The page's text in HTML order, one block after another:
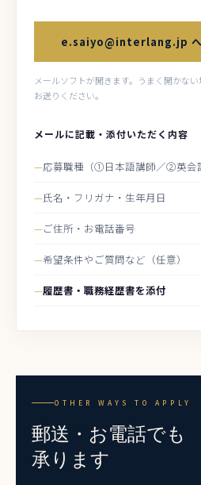
e.saiyo@interlang.jp へ
メールソフトが開きます。うまく開かな
お送りください。
メールに記載・添付いただく内容
応募職種（①日本語講師／②英会
氏名・フリガナ・生年月日
ご住所・お電話番号
希望条件やご質問など（任意）
履歴書・職務経歴書を添付
OTHER WAYS TO APPLY
郵送・お電話でも
承ります